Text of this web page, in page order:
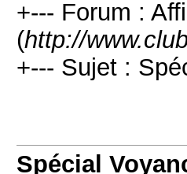
+--- Forum :
(http://
+--- Sujet :
Spécial